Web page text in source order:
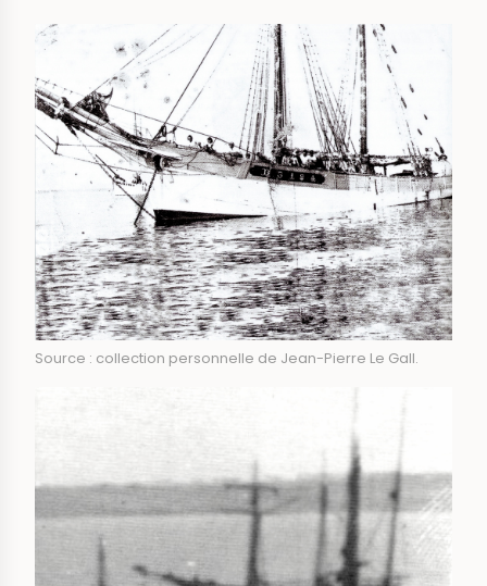
IMAGE
Source : collection personnelle de Jean-Pierre Le Gall.